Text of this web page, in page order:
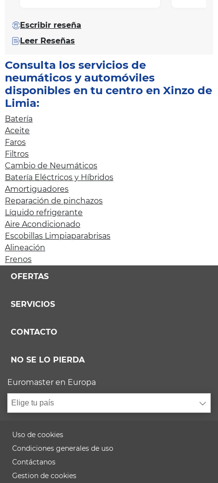
Escribir reseña
Leer Reseñas
Consulta los servicios de
neumáticos y automóviles
disponibles en tu centro en Xinzo de
Limia:
Batería
Aceite
Faros
Filtros
Cambio de Neumáticos
Batería Eléctricos y Híbridos
Amortiguadores
Reparación de pinchazos
Líquido refrigerante
Aire Acondicionado
Escobillas Limpiaparabrisas
Alineación
Frenos
OFERTAS
SERVICIOS
CONTACTO
NO SE LO PIERDA
Euromaster en Europa
Elige tu país
Uso de cookies
Condiciones generales de uso
Contáctanos
Gestion de cookies